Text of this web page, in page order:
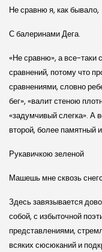
Не сравню я, как бывало,
С балеринами Дега.
«Не сравню», а все-таки
сравнений, потому что
сравнениями, словно
бег», «валит стеною
«задумчивый слегка». А
второй, более
Рукавичкою зеленой
Машешь мне сквозь
Здесь завязывается
собой, с избыточной
представлениями,
всяких сюсюканий и